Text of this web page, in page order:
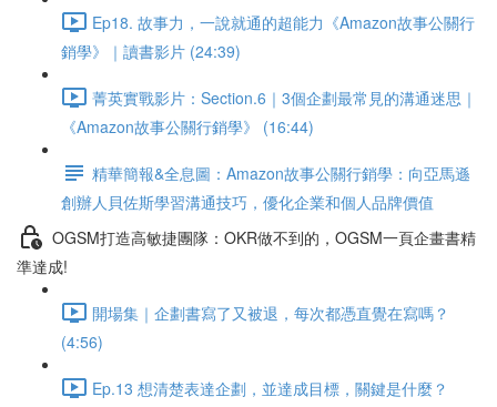
Ep18. 故事力，一說就通的超能力《Amazon故事公關行
銷學》｜讀書影片 (24:39)
菁英實戰影片：Section.6｜3個企劃最常見的溝通迷思｜
《Amazon故事公關行銷學》 (16:44)
精華簡報&全息圖：Amazon故事公關行銷學：向亞馬遜
創辦人貝佐斯學習溝通技巧，優化企業和個人品牌價值
OGSM打造高敏捷團隊：OKR做不到的，OGSM一頁企畫書精
準達成!
開場集｜企劃書寫了又被退，每次都憑直覺在寫嗎？
(4:56)
Ep.13 想清楚表達企劃，並達成目標，關鍵是什麼？